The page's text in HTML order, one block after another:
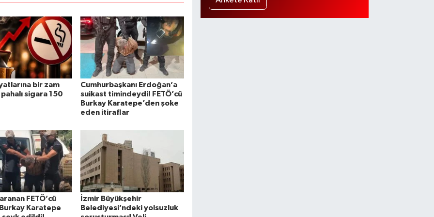
bir zam
sigara 150
Cumhurbaşkanı Erdoğan’a
suikast timindeydi! FETÖ’cü
Burkay Karatepe’den şoke
eden itiraflar
FETÖ’cü
Karatepe
İzmir Büyükşehir
Belediyesi’ndeki yolsuzluk